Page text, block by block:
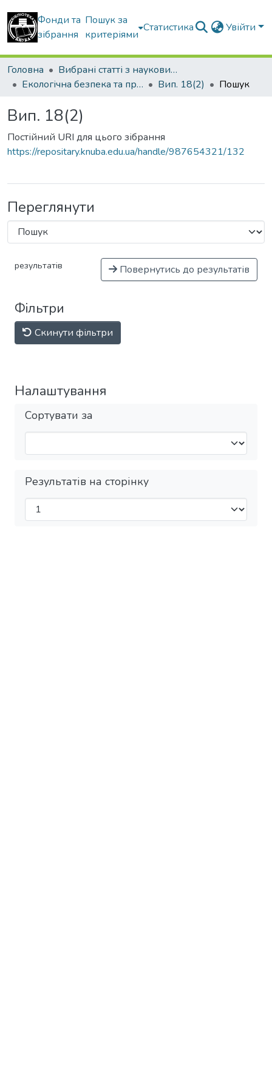
Фонди та
зібрання
Пошук за
критеріями
Статистика Увійти
Головна
Вибрані статті з наукових збірників КНУБА
Екологічна безпека та природокористування
Вип. 18(2) Пошук
Вип. 18(2)
Постійний URI для цього зібрання
https://repositary.knuba.edu.ua/handle/987654321/132
Переглянути
результатів Повернутись до результатів
Фільтри
Скинути фільтри
Налаштування
Сортувати за
Результатів на сторінку